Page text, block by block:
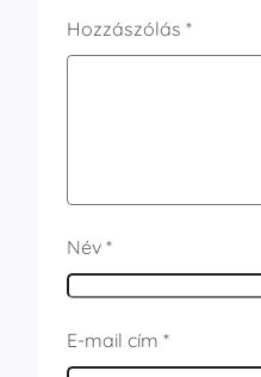
Hozzászólás *
Név *
E-mail cím *